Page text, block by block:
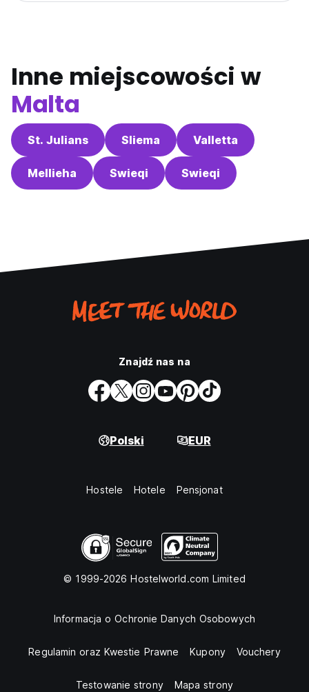
Inne miejscowości w
Malta
St. Julians Sliema Valletta
Mellieha Swieqi Swieqi
Znajdź nas na
Polski EUR
Hostele Hotele Pensjonat
© 1999-2026 Hostelworld.com Limited
Informacja o Ochronie Danych Osobowych
Regulamin oraz Kwestie Prawne Kupony Vouchery
Testowanie strony Mapa strony